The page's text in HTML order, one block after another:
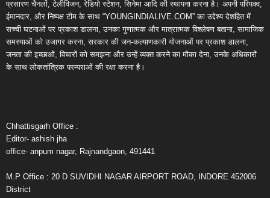
प्रसारण चैनलों, टेलीविजन, रेडियो स्टेशन, सिनेमा आदि की स्थापना करना है। अपनी परिपक्व,
ईमानदार, और निष्पक्ष टीम के साथ “YOUNGINDIALIVE.COM” का उद्देश्य देशहित में
सच्ची घटनाओं पर प्रकाश डालना, उनका गुणात्मक और मात्रात्मक विश्लेषण बताना, सामाजिक
समस्याओं को उजागर करना, सरकार की जन-कल्याणकारी योजनाओं पर प्रकाश डालना,
जनता की इच्छाओं, विचारों को समझना और उन्हें व्यक्त करने का मौका देना, उनके अधिकारों
के साथ लोकतांत्रिक परम्पराओं की रक्षा करना है।
Chhattisgarh Office :
Editor- ashish jha
office- anpum nagar, Rajnandgaon, 491441
M.P Office : 20 D SUVIDHI NAGAR AIRPORT ROAD, INDORE 452006
District